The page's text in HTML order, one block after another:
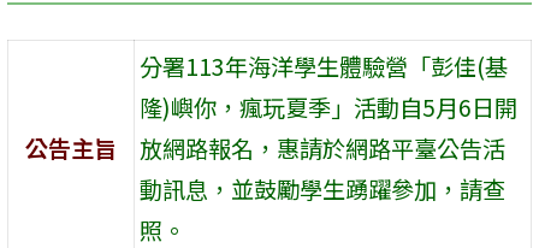
公告主旨
分署113年海洋學生體驗營「彭佳(基
隆)嶼你，瘋玩夏季」活動自5月6日開
放網路報名，惠請於網路平臺公告活
動訊息，並鼓勵學生踴躍參加，請查
照。